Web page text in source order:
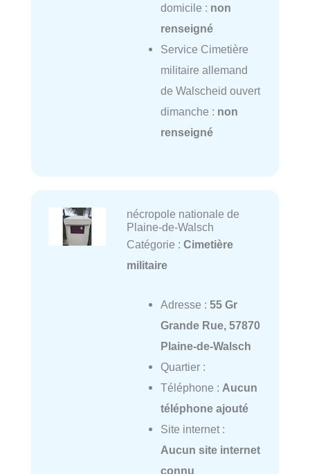
domicile : non
renseigné
Service Cimetière
militaire allemand
de Walscheid ouvert
dimanche : non
renseigné
nécropole nationale de
Plaine-de-Walsch
Catégorie : Cimetière
militaire
Adresse : 55 Gr
Grande Rue, 57870
Plaine-de-Walsch
Quartier :
Téléphone : Aucun
téléphone ajouté
Site internet :
Aucun site internet
connu